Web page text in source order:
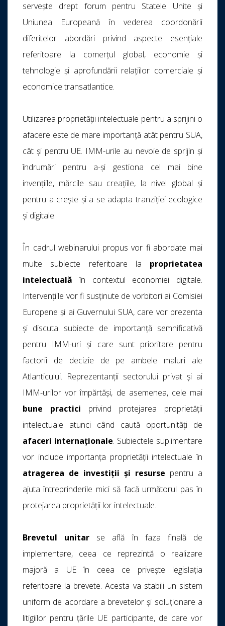
servește drept forum pentru Statele Unite și
Uniunea Europeană în vederea coordonării
diferitelor abordări privind aspecte esențiale
referitoare la comerțul global, economie și
tehnologie și aprofundării relațiilor comerciale și
economice transatlantice.
Utilizarea proprietății intelectuale pentru a sprijini o
afacere este de mare importanță atât pentru SUA,
cât și pentru UE. IMM-urile au nevoie de sprijin și
îndrumări pentru a-și gestiona cel mai bine
invențiile, mărcile sau creațiile, la nivel global și
pentru a crește și a se adapta tranziției ecologice
și digitale.
În cadrul webinarului propus vor fi abordate mai
multe subiecte referitoare la proprietatea
intelectuală în contextul economiei digitale.
Intervențiile vor fi susținute de vorbitori ai Comisiei
Europene și ai Guvernului SUA, care vor prezenta
și discuta subiecte de importanță semnificativă
pentru IMM-uri și care sunt prioritare pentru
factorii de decizie de pe ambele maluri ale
Atlanticului. Reprezentanții sectorului privat și ai
IMM-urilor vor împărtăși, de asemenea, cele mai
bune practici privind protejarea proprietății
intelectuale atunci când caută oportunități de
afaceri internaționale. Subiectele suplimentare
vor include importanța proprietății intelectuale în
atragerea de investiții și resurse pentru a
ajuta întreprinderile mici să facă următorul pas în
protejarea proprietății lor intelectuale.
Brevetul unitar se află în faza finală de
implementare, ceea ce reprezintă o realizare
majoră a UE în ceea ce privește legislația
referitoare la brevete. Acesta va stabili un sistem
uniform de acordare a brevetelor și soluționare a
litigiilor pentru țările UE participante, de care vor